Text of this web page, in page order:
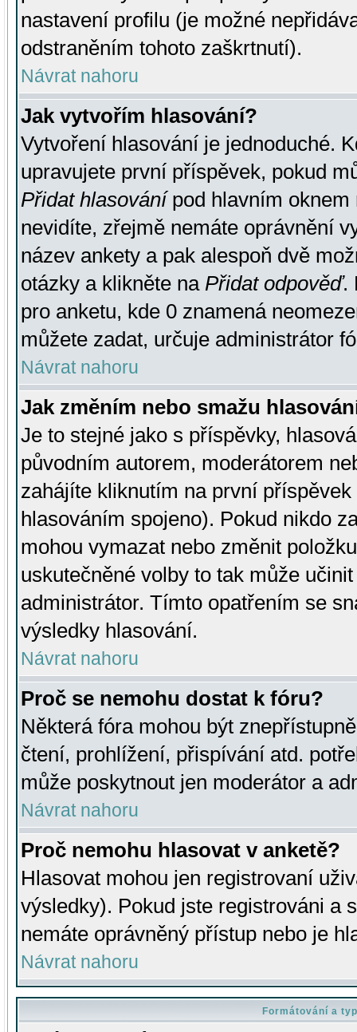
nastavení profilu (je možné
odstraněním tohoto zaškrtnutí).
Návrat nahoru
Jak vytvořím hlasování?
Vytvoření hlasování je jednoduché.
upravujete první příspěvek, pokud
Přidat hlasovánípod hlavním oknem
nevidíte, zřejmě nemáte oprávnění
název ankety a pak alespoň dvě
otázky a klikněte na Přidat odpověď.
pro anketu, kde 0 znamená
můžete zadat, určuje administrátor
Návrat nahoru
Jak změním nebo smažu
Je to stejné jako s příspěvky,
původním autorem, moderátorem
zahájíte kliknutím na první
hlasováním spojeno). Pokud nikdo
mohou vymazat nebo změnit
uskutečněné volby to tak může
administrátor. Tímto opatřením se
výsledky hlasování.
Návrat nahoru
Proč se nemohu dostat k fóru?
Některá fóra mohou být
čtení, prohlížení, přispívání atd.
může poskytnout jen moderátor a
Návrat nahoru
Proč nemohu hlasovat v anketě?
Hlasovat mohou jen registrovaní
výsledky). Pokud jste registrováni a
nemáte oprávněný přístup nebo je
Návrat nahoru
Formátování a